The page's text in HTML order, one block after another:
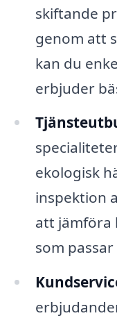
skiftande
genom att
kan du
erbjuder
ekologisk
inspektion
att jämföra
som